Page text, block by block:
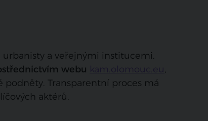
urbanisty a veřejnými institucemi.
webu
,
Transparentní proces má
aktérů.